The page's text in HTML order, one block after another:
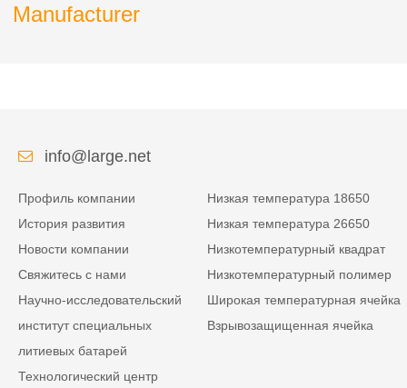
Manufacturer
info@large.net
Профиль компании
История развития
Новости компании
Свяжитесь с нами
Научно-исследовательский
институт специальных
литиевых батарей
Технологический центр
Низкая температура 18650
Низкая температура 26650
Низкотемпературный квадрат
Низкотемпературный полимер
Широкая температурная ячейка
Взрывозащищенная ячейка